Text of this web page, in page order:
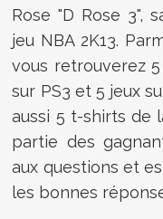
Rose "D Rose 3",
jeu NBA 2K13.
vous retrouverez 5
sur PS3 et 5 jeux
aussi 5 t-shirts de
partie des
aux questions et
les bonnes